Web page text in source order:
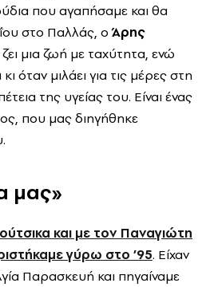
που αγαπήσαμε και θα
στο Παλλάς, οΆρης
ζει μια ζωή με ταχύτητα, ενώ
όταν μιλάει για τις μέρες στη
της υγείας του. Είναι ένας
που μας διηγήθηκε
μας»
και με τον Παναγιώτη
γύρω στο ’95. Είχαν
Παρασκευή και πηγαίναμε